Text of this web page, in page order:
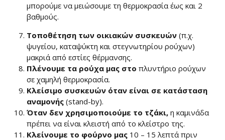
μπορούμε να μειώσουμε τη θερμοκρασία έως και 2
βαθμούς.
Τοποθέτηση των οικιακών συσκευών(π.χ.
ψυγείου, καταψύκτη και στεγνωτηρίου ρούχων)
μακριά από εστίες θέρμανσης.
Πλένουμε τα ρούχα μας στο πλυντήριο ρούχων
σε χαμηλή θερμοκρασία.
Κλείσιμο συσκευών όταν είναι σε κατάσταση
αναμονής(stand-by).
Όταν δεν χρησιμοποιούμε το τζάκι,η καμινάδα
πρέπει να είναι κλειστή από το κλείστρο της.
Κλείνουμε το φούρνο μας 10 – 15 λεπτά πριν